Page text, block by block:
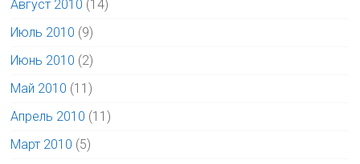
Август 2010 (14)
Июль 2010 (9)
Июнь 2010 (2)
Май 2010 (11)
Апрель 2010 (11)
Март 2010 (5)